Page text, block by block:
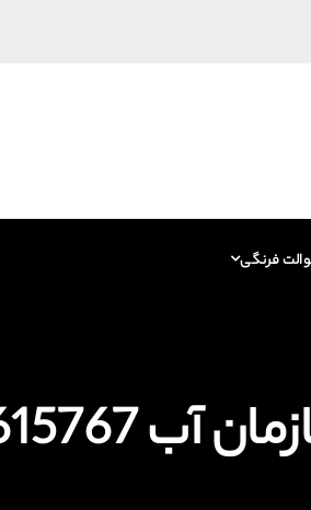
فرنگی
فاضلاب